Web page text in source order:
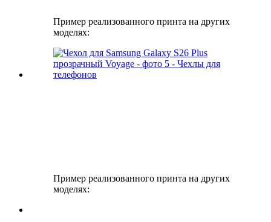
Пример реализованного принта на других
моделях:
Пример реализованного принта на других
моделях: